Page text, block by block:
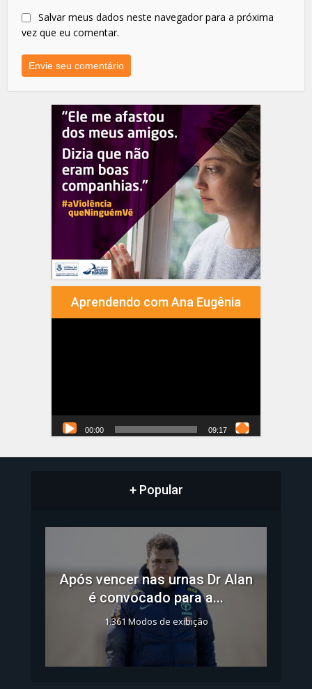
Salvar meus dados neste navegador para a próxima
vez que eu comentar.
Aprendendo com Ana Eugênia
00:00 09:17
+ Popular
Após vencer nas urnas Dr Alan
é convocado para a...
1.361 Modos de exibição